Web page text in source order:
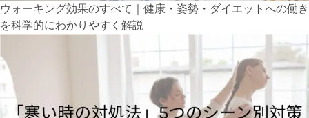
ウォーキング効果のすべて｜健康・姿勢・ダイエットへの働き
を科学的にわかりやすく解説